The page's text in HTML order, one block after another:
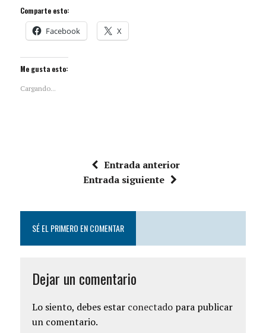
Comparte esto:
Facebook X
Me gusta esto:
Cargando...
Entrada anterior
Entrada siguiente
SÉ EL PRIMERO EN COMENTAR
Dejar un comentario
Lo siento, debes estar conectadopara publicar
un comentario.